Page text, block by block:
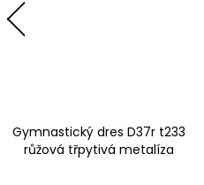
Gymnastický dres D37r t233
růžová třpytivá metalíza